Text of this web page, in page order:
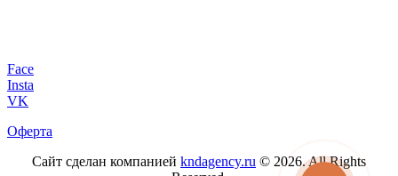
Face
Insta
VK
Оферта
Сайт сделан компанией kndagency.ru © 2026. All Rights